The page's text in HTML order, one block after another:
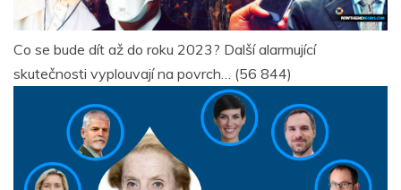
Co se bude dít až do roku 2023? Další alarmující
skutečnosti vyplouvají na povrch… (56 844)